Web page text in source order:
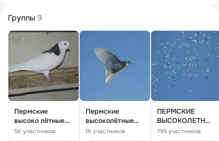
Группы 9
Пермские
высоко лётные
голуби
5K участников
Пермские
высоколётные
голуби
1K участников
ПЕРМСКИЕ
ВЫСОКОЛЕТНЫЕ
ГОЛУБИ
795 участников